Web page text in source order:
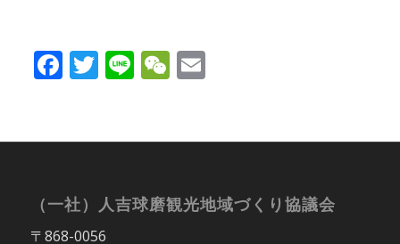
Facebook
Twitter
LineWeChat
Email
（一社）人吉球磨観光地域づくり協議会
〒868-0056